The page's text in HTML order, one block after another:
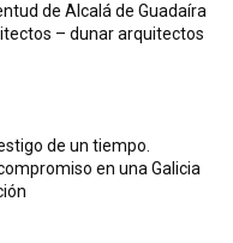
de Alcalá de Guadaíra
– dunar arquitectos
de un tiempo.
en una Galicia